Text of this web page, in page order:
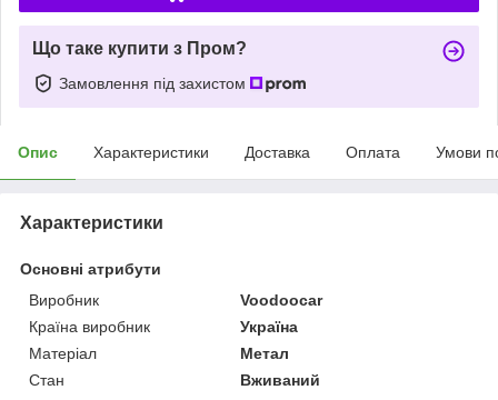
Що таке купити з Пром?
Замовлення під захистом
Опис Характеристики Доставка Оплата Умови
Характеристики
Основні атрибути
Виробник
Voodoocar
Країна виробник
Україна
Матеріал
Метал
Стан
Вживаний